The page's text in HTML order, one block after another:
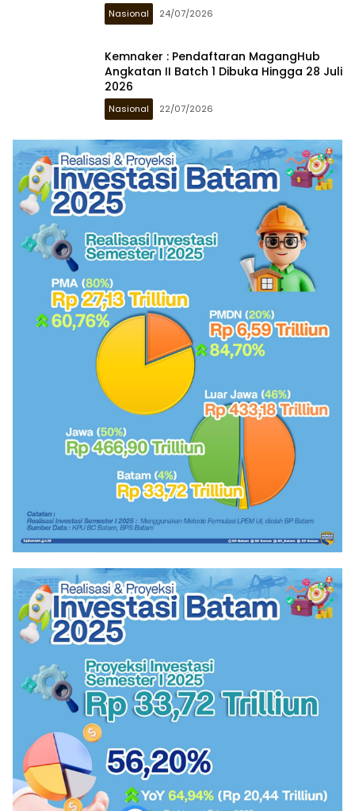
Nasional 24/07/2026
Kemnaker : Pendaftaran MagangHub
Angkatan II Batch 1 Dibuka Hingga 28 Juli
2026
Nasional 22/07/2026